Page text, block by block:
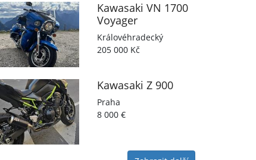
Kawasaki VN 1700
Voyager
Královéhradecký
205 000 Kč
Kawasaki Z 900
Praha
8 000 €